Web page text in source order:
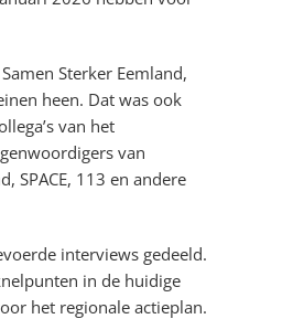
Sterker Eemland,
heen. Dat was ook
van het
van
SPACE, 113 en andere
interviews gedeeld.
in de huidige
het regionale actieplan.